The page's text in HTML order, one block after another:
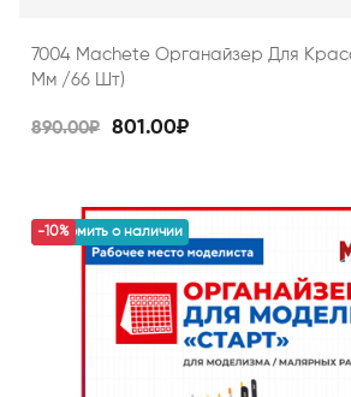
7004 Machete Органайзер Для
Мм /66 Шт)
890.00₽ 801.00₽
уведомить о наличии
-10%